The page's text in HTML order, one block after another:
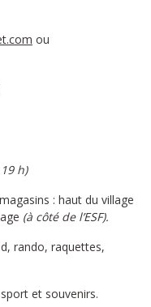
ou
h)
: haut du village
(à côté de l’ESF).
rando, raquettes,
et souvenirs.